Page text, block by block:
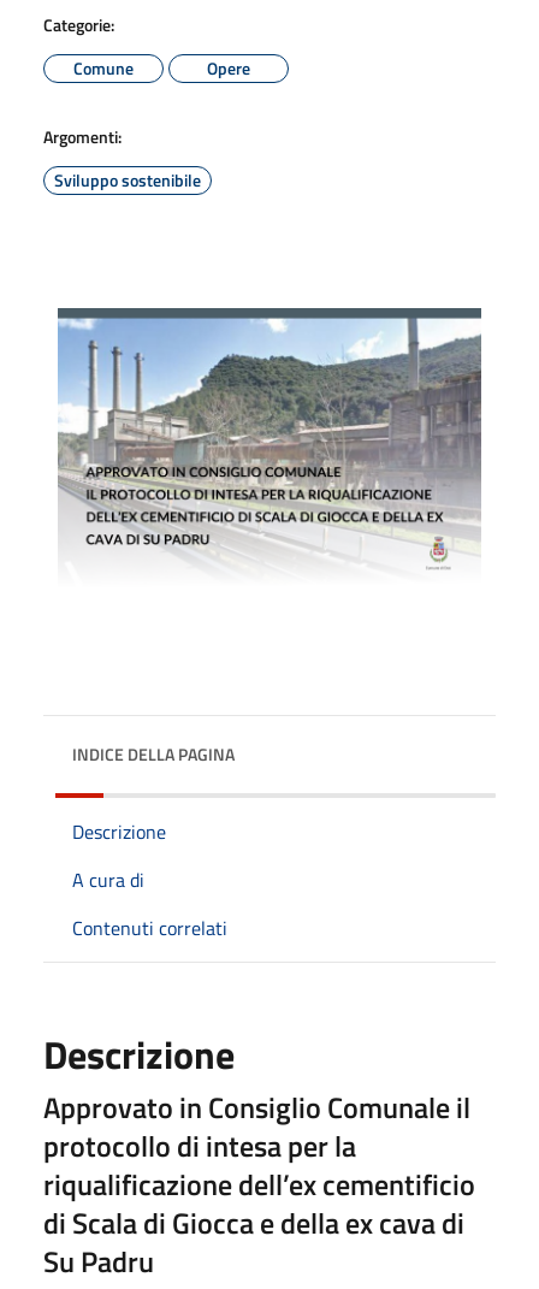
Categorie:
Comune
Opere
Argomenti:
Sviluppo sostenibile
INDICE DELLA PAGINA
Descrizione
A cura di
Contenuti correlati
Descrizione
Approvato in Consiglio Comunale il
protocollo di intesa per la
riqualificazione dell’ex cementificio
di Scala di Giocca e della ex cava di
Su Padru